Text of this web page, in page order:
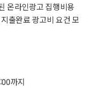
온라인광고 집행비용
출완료 광고비 요건 모
까지